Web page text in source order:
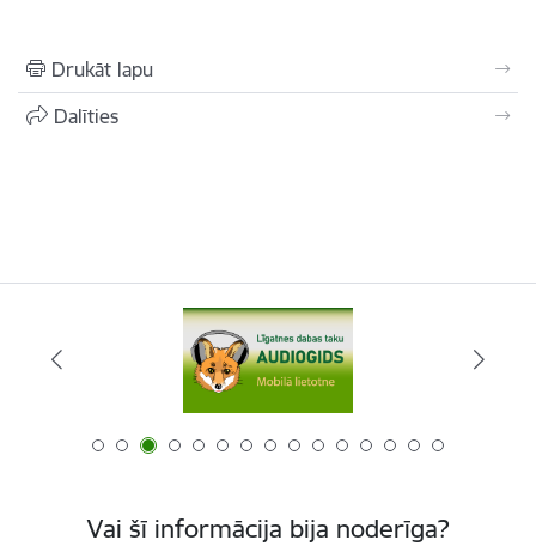
Drukāt lapu
Dalīties
Vai šī informācija bija noderīga?